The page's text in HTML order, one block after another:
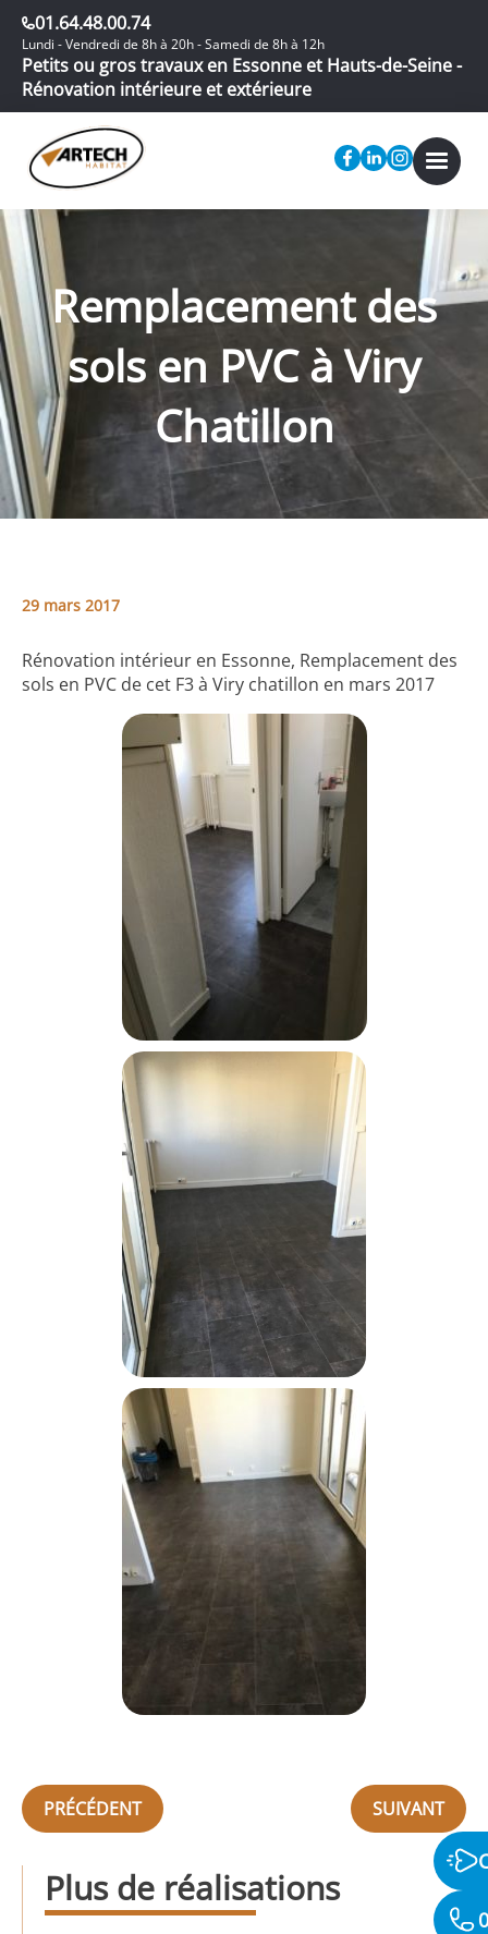
01.64.48.00.74
Lundi - Vendredi de 8h à 20h - Samedi de 8h à 12h
Petits ou gros travaux en Essonne et Hauts-de-Seine -
Rénovation intérieure et extérieure
Remplacement des
sols en PVC à Viry
Chatillon
29 mars 2017
Rénovation intérieur en Essonne, Remplacement des
sols en PVC de cet F3 à Viry chatillon en mars 2017
PRÉCÉDENT SUIVANT
Plus de réalisations